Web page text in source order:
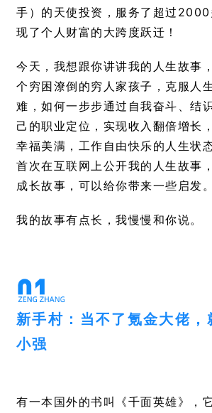
手）的天使投资，服务了超过
现了个人财富的大跨度跃迁！
今天，我想跟你讲讲我的人生故事
个穷困潦倒的穷人家孩子，克服人
难，如何一步步通过自我奋斗、结
己的职业定位，实现收入翻倍增长
幸福美满，工作自由快乐的人生状
首次在互联网上公开我的人生故事
成长故事，可以给你带来一些启发。
我的故事有点长，我慢慢和你说。
新手村：当不了氪金大佬，
小强
有一本国外的书叫《千面英雄》，